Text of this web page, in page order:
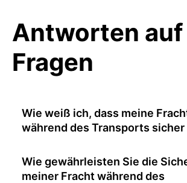
Antworten auf
Fragen
Wie weiß ich, dass meine
während des Transports sicher
Wie gewährleisten Sie die
meiner Fracht während des